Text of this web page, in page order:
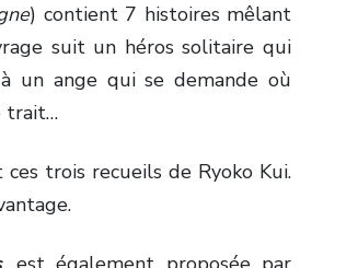
) contient 7 histoires mêlant
suit un héros solitaire qui
un ange qui se demande où
trait…
trois recueils de Ryoko Kui.